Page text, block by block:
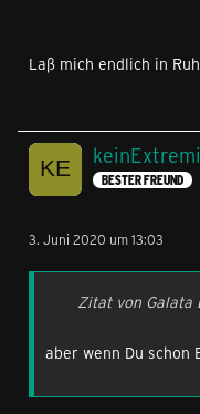
Laß mich endlich in
BESTER FREUND
3. Juni 2020 um 13:03
Zitat von Galata
aber wenn Du schon